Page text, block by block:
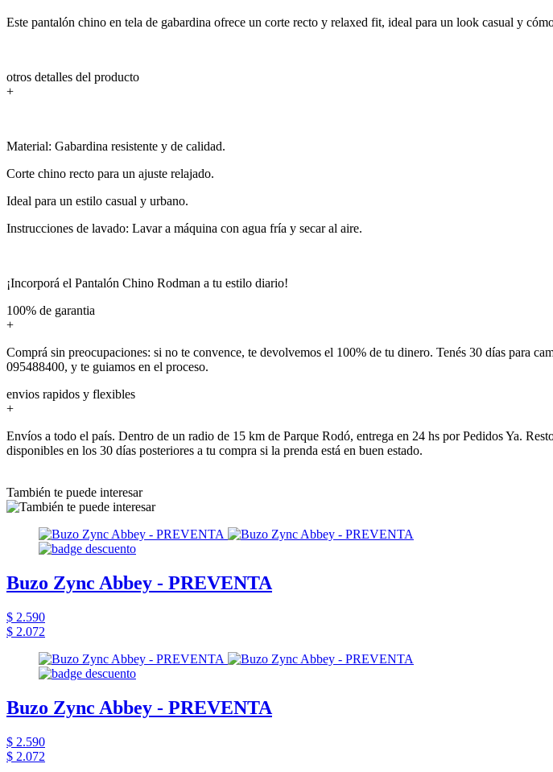
Este pantalón chino en tela de gabardina ofrece un corte recto y relaxed fit, ideal para un look casual y
otros detalles del producto
+
Material: Gabardina resistente y de calidad.
Corte chino recto para un ajuste relajado.
Ideal para un estilo casual y urbano.
Instrucciones de lavado: Lavar a máquina con agua fría y secar al aire.
¡Incorporá el Pantalón Chino Rodman a tu estilo diario!
100% de garantia
+
Comprá sin preocupaciones: si no te convence, te devolvemos el 100% de tu dinero. Tenés 30 días para
095488400, y te guiamos en el proceso.
envios rapidos y flexibles
+
Envíos a todo el país. Dentro de un radio de 15 km de Parque Rodó, entrega en 24 hs por Pedidos Ya.
disponibles en los 30 días posteriores a tu compra si la prenda está en buen estado.
También te puede interesar
Buzo Zync Abbey - PREVENTA
$ 2.590
$ 2.072
Buzo Zync Abbey - PREVENTA
$ 2.590
$ 2.072